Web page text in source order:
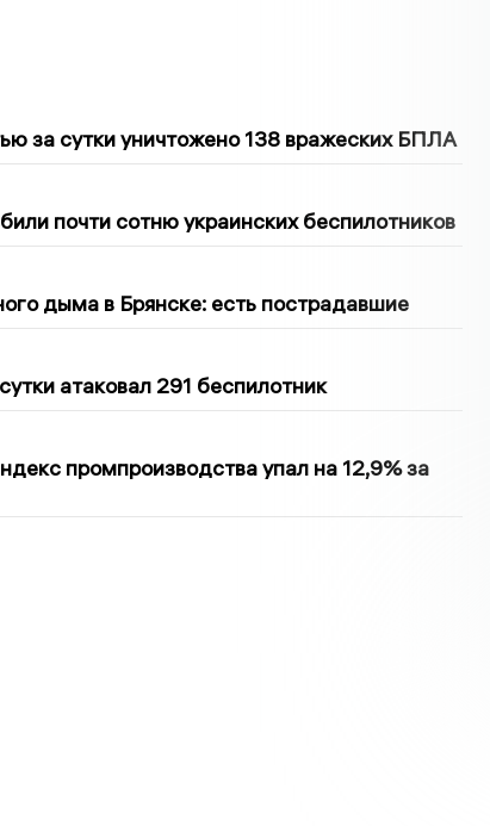
за сутки уничтожено 138 вражеских БПЛА
почти сотню украинских беспилотников
дыма в Брянске: есть пострадавшие
атаковал 291 беспилотник
промпроизводства упал на 12,9% за